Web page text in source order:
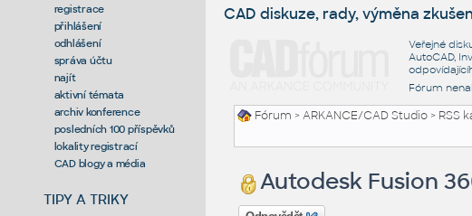
registrace
přihlášení
odhlášení
správa účtu
najít
aktivní témata
archiv konference
posledních 100 příspěvků
lokality registrací
CAD blogy a média
TIPY A TRIKY
CAD diskuze, rady, výměna
Veřejné
AutoCAD,
Fórum
Fórum >ARKANCE/CAD Studio> RSS
Autodesk Fusion